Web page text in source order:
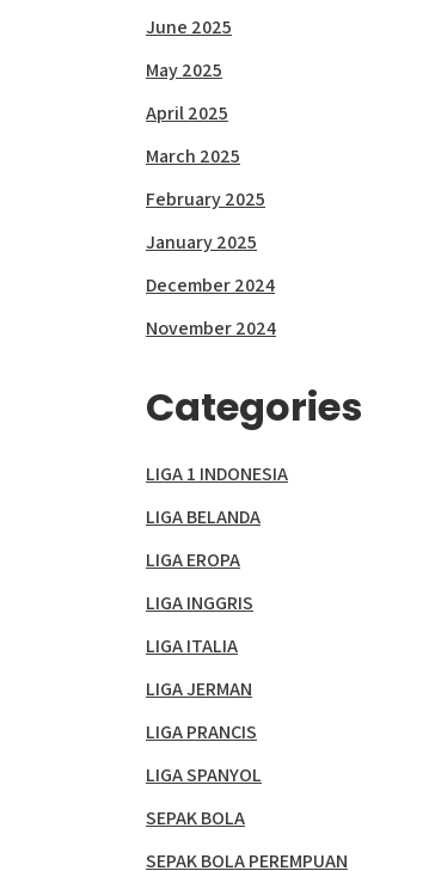
June 2025
May 2025
April 2025
March 2025
February 2025
January 2025
December 2024
November 2024
Categories
LIGA 1 INDONESIA
LIGA BELANDA
LIGA EROPA
LIGA INGGRIS
LIGA ITALIA
LIGA JERMAN
LIGA PRANCIS
LIGA SPANYOL
SEPAK BOLA
SEPAK BOLA PEREMPUAN